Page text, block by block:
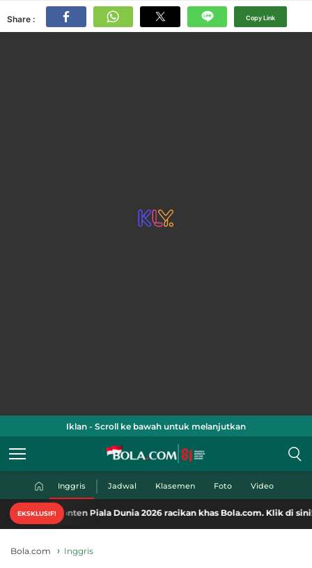
Share : Copy Link
Iklan - Scroll ke bawah untuk melanjutkan
Inggris Jadwal Klasemen Foto Video
EKSKLUSIF!
Piala Dunia 2026 racikan khas Bola.com. Klik di sini!
Bola.com Inggris